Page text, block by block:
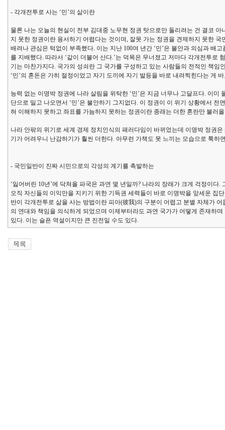
- 각개전투로 사는 ‘민’의 삶이란
물론 나는 오늘의 현실이 전부 김대중 노무현 정권 탓으로만 돌리려는 건 결코
지 못한 정권이란 용서하기 어렵다는 것이며, 잘못 가는 정권을 견제하지 못한
배려나 관심은 턱없이 부족했다. 이는 지난 100여 년간 ‘민’은 불안과 의심과
를 지배했다. 따라서 ‘같이 더불어 산다.’는 덕목은 무너졌고 저마다 각개전투
기는 마찬가지다. 국가의 성쇠란 그 국가를 구성하고 있는 사람들의 전적인 책
‘민’의 혼돈은 가히 절정이었고 자기 도끼에 자기 발등을 바로 내려찍힌다는 게
능력 없는 이명박 정권에 나라 살림을 위탁한 ‘민’은 지금 너무나 고달프다. 이
단으로 밀고 나오면서 ‘민’은 불안하기 그지없다. 이 정권이 이 위기 상황에서
혀 이해하지 못하고 좌표를 가늠하지 못하는 정권이란 종래는 더한 혼란만 불러
나라 안팎의 위기로 세계 경제 정치인식의 패러다임이 바뀌었는데 이명박 정권
기가 어려우니 난감하기가 훨씬 더한다. 아무런 가책도 못 느끼는 모습으로 툭
- 국민일반이 진짜 시민으로의 각성의 계기를 촉발하는
‘잃어버린 10년’에 닥쳐올 파국은 과연 몇 년일까? 나라의 장래가 크게 걱정이
오직 자신들의 이익만을 지키기 위한 기득권 세력들이 바로 이명박을 앞세운 집
반이 각개전투로 삶을 사는 방법이란 피아(彼我)의 구분이 어렵고 분별 자체가
의 연대와 책임을 의식하게 되었으며 이제부터라도 과연 국가가 어떻게 존재하
있다. 이는 슬픈 역설이지만 큰 진전일 수도 있다.